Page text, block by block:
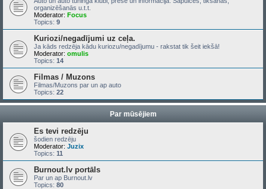
organizēšanās u.t.t.
Moderator: Focus
Topics: 9
Kuriozi/negadījumi uz ceļa.
Ja kāds redzēja kādu kuriozu/negadījumu - rakstat tik šeit iekšā!
Moderator: omulis
Topics: 14
Filmas / Muzons
Filmas/Muzons par un ap auto
Topics: 22
Par mūsējiem
Es tevi redzēju
šodien redzēju
Moderator: Juzix
Topics: 11
Burnout.lv portāls
Par un ap Burnout.lv
Topics: 80